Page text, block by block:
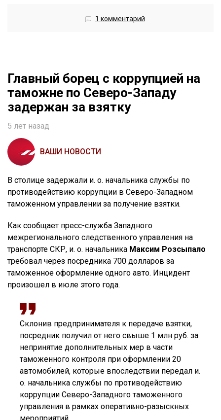
1 комментарий
Главный борец с коррупцией на
таможне по Северо-Западу
задержан за взятку
5 лет назад
ВАШИ НОВОСТИ
В столице задержали и. о. начальника службы по
противодействию коррупции в Северо-Западном
таможенном управлении за получение взятки.
Как сообщает пресс-служба Западного
межрегионального следственного управления на
транспорте СКР, и. о. начальника Максим Розсыпало
требовал через посредника 700 долларов за
таможенное оформление одного авто. Инцидент
произошел в июле этого года.
Склонив предпринимателя к передаче взятки,
посредник получил от него свыше 1 млн руб. за
непринятие дополнительных мер в части
таможенного контроля при оформлении 20
автомобилей, которые впоследствии передал и.
о. начальника службы по противодействию
коррупции Северо-Западного таможенного
управления в рамках оперативно-разыскных